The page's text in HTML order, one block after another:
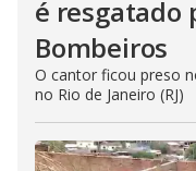
é resgatado
Bombeiros
O cantor ficou preso
no Rio de Janeiro (RJ)